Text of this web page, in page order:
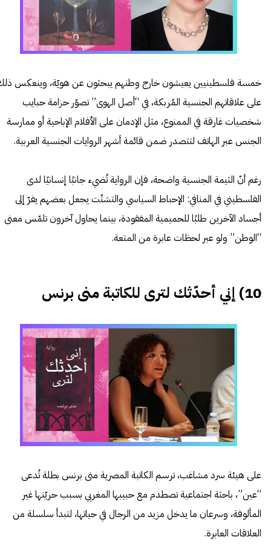
خمسة فلسطينيين يعيشون خارج وطنهم يبحثون عن هويّة، وينعكس
على علاقاتهم الجنسية المُربكة، في “أصل الهوى” تصوّر حزامة حبايب
شخصيات غارقة في الممنوع، مثل الإدمان على الأفلام الإباحية أو ممارسة
الجنس عبر الهاتف لتتصدر ضمن قائمة أشهر الروايات الجنسية العربية.
رغم أنّ الثيمة الجنسية واضحة، فإن الرواية تُضيء جانبًا إنسانيًا لدى
الفلسطيني في المنافي: الإحباط السياسي والتشتّت يجعل بعضهم يفرّ إلى
أجساد الآخرين طلبًا للحميمية المفقودة، بينما يحاول آخرون تلمّس معنى
“الوطن” ولو عبر لحظات عابرة من المتعة.
10) إني أحدّثك لترى للكاتبة منى برنس
على هيئة سرد مشاغب، ترسم الكاتبة المصرية منى برنس بطلة تُدعى
“عين”، باحثة اجتماعية تصطدم مع حبيبها المغربي بسبب حريّتها غير
المألوفة، وسرعان ما يدخل مزيد من الرجال في حياتها، لتبدأ سلسلة من
العلاقات العابرة.